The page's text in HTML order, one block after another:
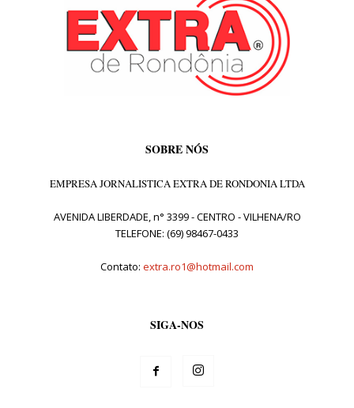
SOBRE NÓS
EMPRESA JORNALISTICA EXTRA DE RONDONIA LTDA
AVENIDA LIBERDADE, n° 3399 - CENTRO - VILHENA/RO
TELEFONE: (69) 98467-0433
Contato: extra.ro1@hotmail.com
SIGA-NOS